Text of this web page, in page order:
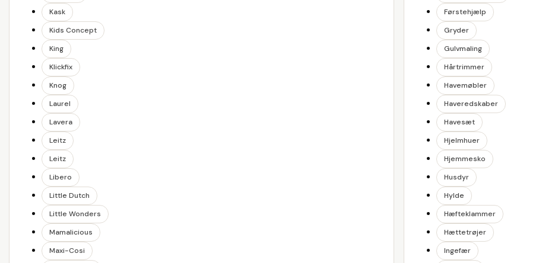
Kask
Kids Concept
King
Klickfix
Knog
Laurel
Lavera
Leitz
Leitz
Libero
Little Dutch
Little Wonders
Mamalicious
Maxi-Cosi
Førstehjælp
Gryder
Gulvmaling
Hårtrimmer
Havemøbler
Haveredskaber
Havesæt
Hjelmhuer
Hjemmesko
Husdyr
Hylde
Hæfteklammer
Hættetrøjer
Ingefær